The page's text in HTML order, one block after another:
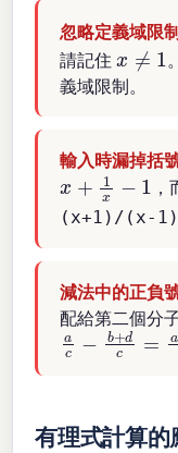
忽略定義域限
請記住
x≠1
義域限制。
輸入時漏掉括
x+1x−1
(x+1)/(x-1)
減法中的正負
配給第二個分
ac−b+dc=a−
有理式計算的